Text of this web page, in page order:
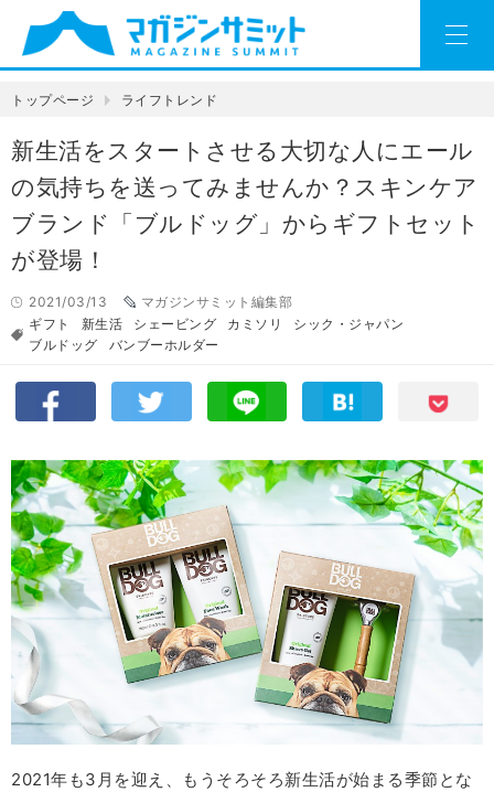
トップページ ライフトレンド
新生活をスタートさせる大切な人にエール
の気持ちを送ってみませんか？スキンケア
ブランド「ブルドッグ」からギフトセット
が登場！
2021/03/13
マガジンサミット編集部
ギフト
新生活 シェービング カミソリ
シック・ジャパン
ブルドッグ
バンブーホルダー
2021年も3月を迎え、もうそろそろ新生活が始まる季節とな